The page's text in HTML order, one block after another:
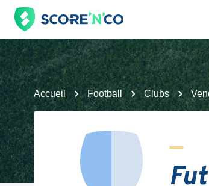
Accueil Football Clubs